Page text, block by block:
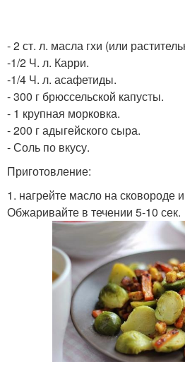
- 2 ст. л. масла гхи (или
-1/2 Ч. л. Карри.
-1/4 Ч. л. асафетиды.
- 300 г брюссельской капусты.
- 1 крупная морковка.
- 200 г адыгейского сыра.
- Соль по вкусу.
Приготовление:
1. нагрейте масло на сковороде
Обжаривайте в течении 5-10 сек.